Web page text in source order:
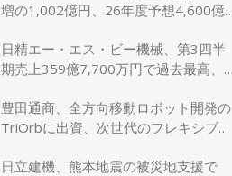
増の1,002億円、26年度予想4,600億
日精エー・エス・ビー機械、第3四半
期売上359億7,700万円で過去最高、
豊田通商、全方向移動ロボット開発の
TriOrbに出資、次世代のフレキシブル
日立建機、熊本地震の被災地支援で